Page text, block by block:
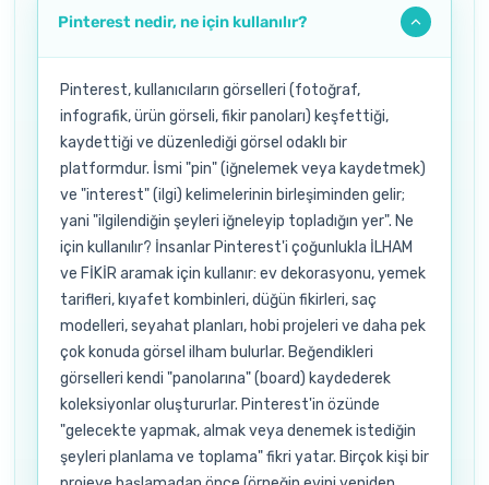
Pinterest nedir, ne için kullanılır?
Pinterest, kullanıcıların görselleri (fotoğraf,
infografik, ürün görseli, fikir panoları) keşfettiği,
kaydettiği ve düzenlediği görsel odaklı bir
platformdur. İsmi "pin" (iğnelemek veya kaydetmek)
ve "interest" (ilgi) kelimelerinin birleşiminden gelir;
yani "ilgilendiğin şeyleri iğneleyip topladığın yer". Ne
için kullanılır? İnsanlar Pinterest'i çoğunlukla İLHAM
ve FİKİR aramak için kullanır: ev dekorasyonu, yemek
tarifleri, kıyafet kombinleri, düğün fikirleri, saç
modelleri, seyahat planları, hobi projeleri ve daha pek
çok konuda görsel ilham bulurlar. Beğendikleri
görselleri kendi "panolarına" (board) kaydederek
koleksiyonlar oluştururlar. Pinterest'in özünde
"gelecekte yapmak, almak veya denemek istediğin
şeyleri planlama ve toplama" fikri yatar. Birçok kişi bir